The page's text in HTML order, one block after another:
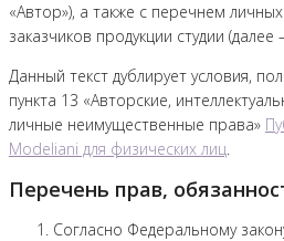
«Автор»), а также с перечнем
заказчиков продукции студии (далее
Данный текст дублирует условия,
пункта 13 «Авторские,
личные неимущественные права»
Modeliani для физических лиц.
Перечень прав,
Согласно Федеральному